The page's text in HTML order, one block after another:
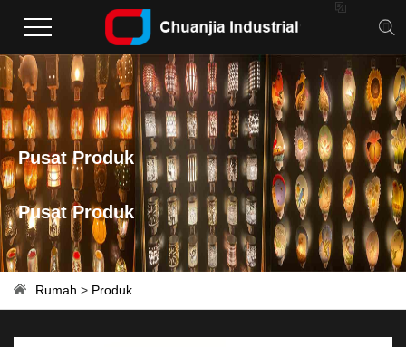

Pusat Produk
Pusat Produk
Rumah > Produk